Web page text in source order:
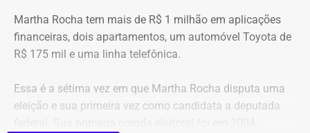
Martha Rocha tem mais de R$ 1 milhão em aplicações
financeiras, dois apartamentos, um automóvel Toyota de
R$ 175 mil e uma linha telefônica.
Essa é a sétima vez em que Martha Rocha disputa uma
eleição e sua primeira vez como candidata a deputada